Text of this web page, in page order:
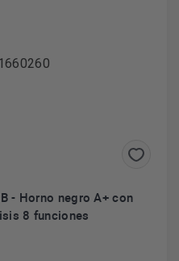
- Horno negro A+ con
8 funciones